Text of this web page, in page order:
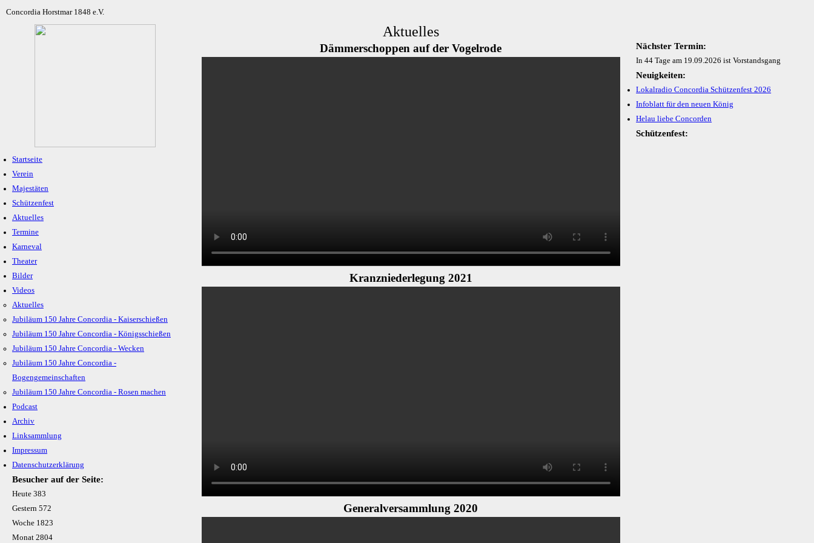
Concordia Horstmar 1848 e.V.
Startseite
Verein
Majestäten
Schützenfest
Aktuelles
Termine
Karneval
Theater
Bilder
Videos
Aktuelles
Jubiläum 150 Jahre Concordia - Kaiserschießen
Jubiläum 150 Jahre Concordia - Königsschießen
Jubiläum 150 Jahre Concordia - Wecken
Jubiläum 150 Jahre Concordia -
Bogengemeinschaften
Jubiläum 150 Jahre Concordia - Rosen machen
Podcast
Archiv
Linksammlung
Impressum
Datenschutzerklärung
Besucher auf der Seite:
Heute 383
Gestern 572
Woche 1823
Monat 2804
Aktuelles
Dämmerschoppen auf der Vogelrode
Kranzniederlegung 2021
Generalversammlung 2020
Nächster Termin:
In 44 Tage am 19.09.2026 ist Vorstandsgang
Neuigkeiten:
Lokalradio Concordia Schützenfest 2026
Infoblatt für den neuen König
Helau liebe Concorden
Schützenfest: